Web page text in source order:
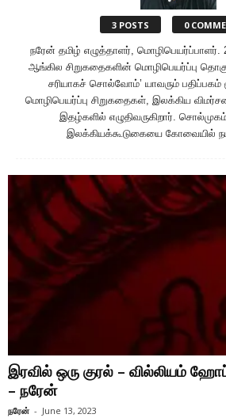
3 POSTS 0
நரேன் தமிழ் எழுத்தாளர்,
ஆங்கில சிறுகதைகளின் மொழிபெயர்ப்பு
சரியாகச் சொல்வோம்’ யாவரும் பதிப்பகம்
மொழிபெயர்ப்பு சிறுகதைகள், இலக்கிய
இதழ்களில் எழுதிவருகிறார்.
இலக்கியக்கூடுகையை கோவையில்
இரவில் ஒரு குரல் – வில்லியம்
– நரேன்
நரேன் - June 13, 2023